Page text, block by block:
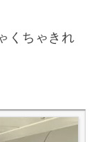
くちゃきれ